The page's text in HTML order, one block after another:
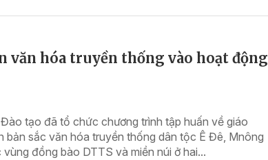
văn hóa truyền thống vào hoạt động
tạo đã tổ chức chương trình tập huấn về giáo
bản sắc văn hóa truyền thống dân tộc Ê Đê, Mnông
đồng bào DTTS và miền núi ở hai...